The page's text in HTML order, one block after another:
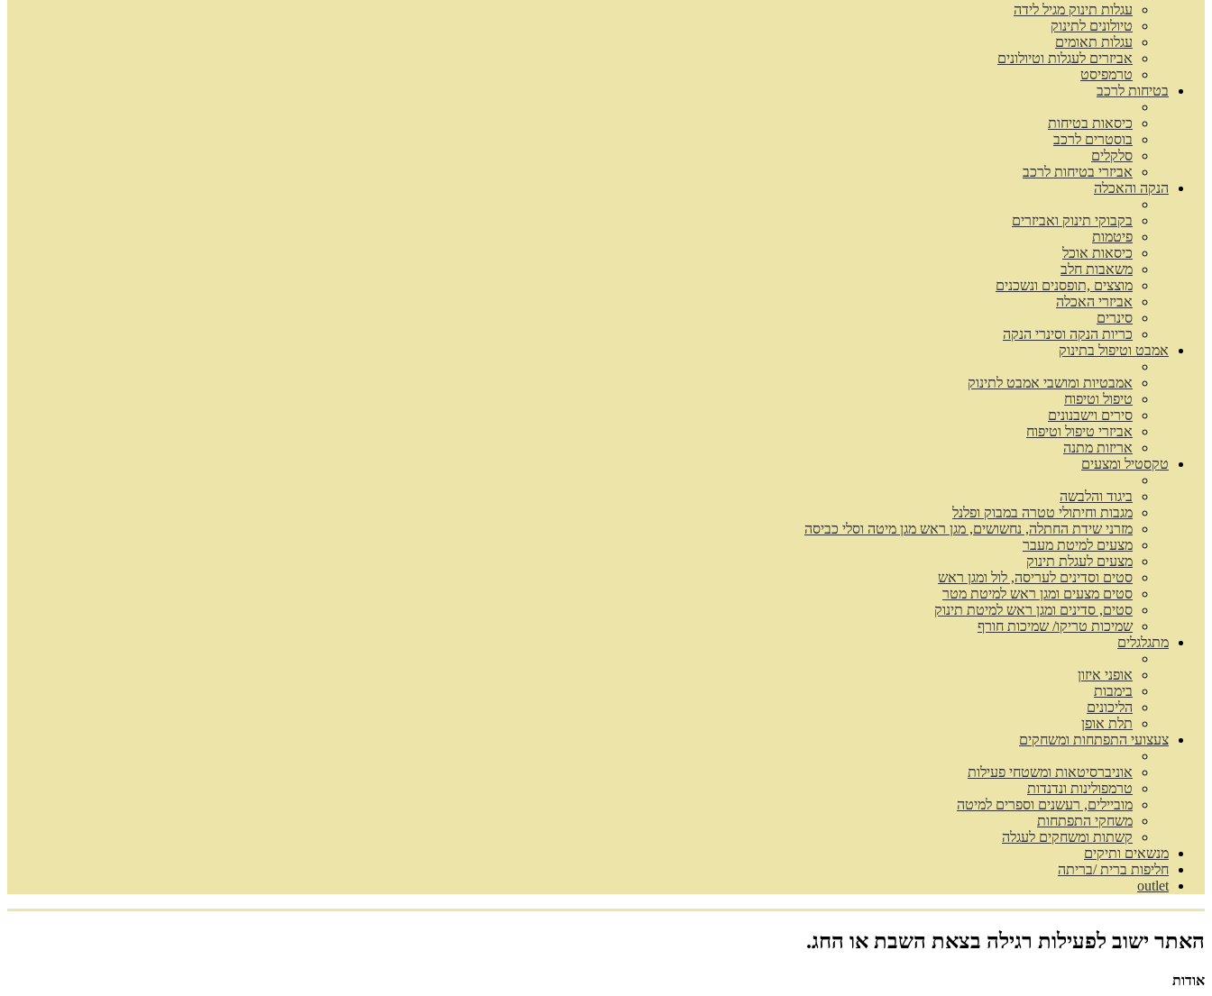
עגלות תינוק מגיל לידה
טיולונים לתינוק
עגלות תאומים
אביזרים לעגלות וטיולונים
טרמפיסט
בטיחות לרכב
כיסאות בטיחות
בוסטרים לרכב
סלקלים
אביזרי בטיחות לרכב
הנקה והאכלה
בקבוקי תינוק ואביזרים
פיטמות
כיסאות אוכל
משאבות חלב
מוצצים ,תופסנים ונשכנים
אביזרי האכלה
סינרים
כריות הנקה וסינרי הנקה
אמבט וטיפול בתינוק
אמבטיות ומושבי אמבט לתינוק
טיפול וטיפוח
סירים וישבנונים
אביזרי טיפול וטיפוח
אריזות מתנה
טקסטיל ומצעים
ביגוד והלבשה
מגבות וחיתולי טטרה במבוק ופלנל
מזרני שידת החתלה, נחשושים, מגן ראש מגן מיטה וסלי כביסה
מצעים למיטת מעבר
מצעים לעגלת תינוק
סטים וסדינים לעריסה, לול ומגן ראש
סטים מצעים ומגן ראש למיטת מטר
סטים, סדינים ומגן ראש למיטת תינוק
שמיכות טריקו/ שמיכות חורף
מתגלגלים
אופני איזון
בימבות
הליכונים
תלת אופן
צעצועי התפתחות ומשחקים
אוניברסיטאות ומשטחי פעילות
טרמפולינות ונדנדות
מוביילים, רעשנים וספרים למיטה
משחקי התפתחות
קשתות ומשחקים לעגלה
מנשאים ותיקים
חליפות ברית /בריתה
outlet
האתר ישוב לפעילות רגילה בצאת השבת או החג.
אודות